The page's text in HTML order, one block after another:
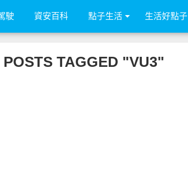
駛 資安百科 點子生活 生活好點子
TAGGED "VU3"